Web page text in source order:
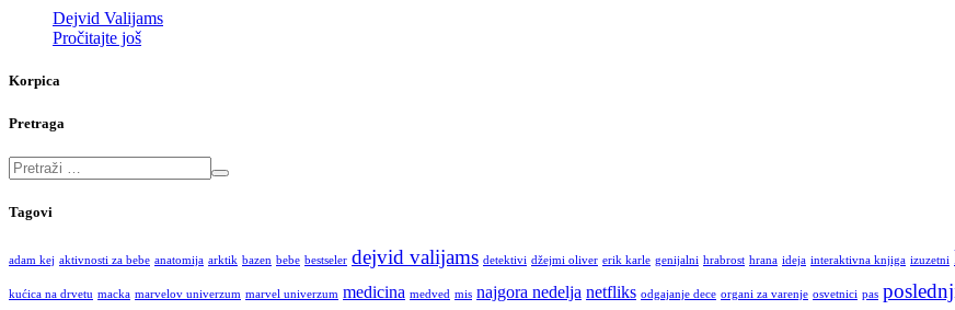
Dejvid Valijams
Pročitajte još
Korpica
Pretraga
Tagovi
adam kej aktivnosti za bebe anatomija arktik bazen bebe bestseler dejvid valijams detektivi džejmi oliver erik karle genijalni hrabrost hrana ideja interaktivna knjiga izuzetni
kućica na drvetu macka marvelov univerzum marvel univerzum medicina medved mis najgora nedelja netfliks odgajanje dece organi za varenje osvetnici pas